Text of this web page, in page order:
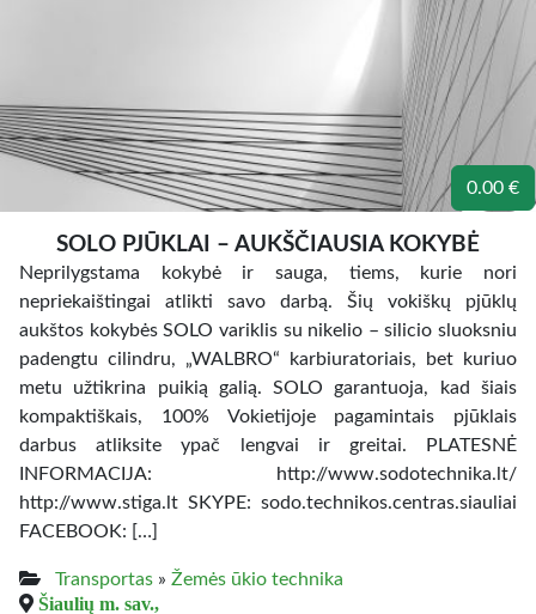
0.00 €
SOLO PJŪKLAI – AUKŠČIAUSIA KOKYBĖ
Neprilygstama kokybė ir sauga, tiems, kurie nori
nepriekaištingai atlikti savo darbą. Šių vokiškų pjūklų
aukštos kokybės SOLO variklis su nikelio – silicio sluoksniu
padengtu cilindru, „WALBRO“ karbiuratoriais, bet kuriuo
metu užtikrina puikią galią. SOLO garantuoja, kad šiais
kompaktiškais, 100% Vokietijoje pagamintais pjūklais
darbus atliksite ypač lengvai ir greitai. PLATESNĖ
INFORMACIJA: http://www.sodotechnika.lt/
http://www.stiga.lt SKYPE: sodo.technikos.centras.siauliai
FACEBOOK: […]
Transportas » Žemės ūkio technika
Šiaulių m. sav.,